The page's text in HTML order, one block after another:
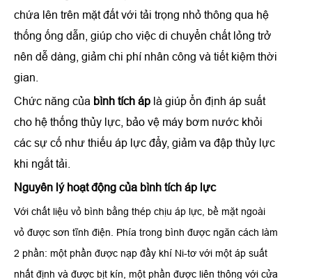
chứa lên trên mặt đất với tải trọng nhỏ thông qua hệ
thống ống dẫn, giúp cho việc di chuyển chất lỏng trở
nên dễ dàng, giảm chi phí nhân công và tiết kiệm thời
gian.
Chức năng của bình tích áp là giúp ổn định áp suất
cho hệ thống thủy lực, bảo vệ máy bơm nước khỏi
các sự cố như thiếu áp lực đẩy, giảm va đập thủy lực
khi ngắt tải.
Nguyên lý hoạt động của bình tích áp lực
Với chất liệu vỏ bình bằng thép chịu áp lực, bề mặt ngoài
vỏ được sơn tĩnh điện. Phía trong bình được ngăn cách làm
2 phần: một phần được nạp đầy khí Ni-tơ với một áp suất
nhất định và được bịt kín, một phần được liên thông với cửa